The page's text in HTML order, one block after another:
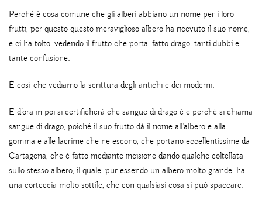
Perché è cosa comune che gli alberi abbiano un nome per i loro
frutti, per questo questo meraviglioso albero ha ricevuto il suo nome,
e ci ha tolto, vedendo il frutto che porta, fatto drago, tanti dubbi e
tante confusione.
È così che vediamo la scrittura degli antichi e dei moderni.
E d’ora in poi si certificherà che sangue di drago è e perché si chiama
sangue di drago, poiché il suo frutto dà il nome all’albero e alla
gomma e alle lacrime che ne escono, che portano eccellentissime da
Cartagena, che è fatto mediante incisione dando qualche coltellata
sullo stesso albero, il quale, pur essendo un albero molto grande, ha
una corteccia molto sottile, che con qualsiasi cosa si può spaccare.